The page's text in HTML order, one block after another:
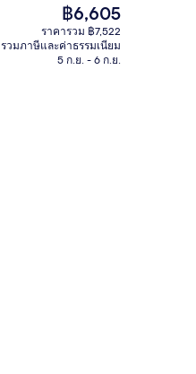
บาร์ (ในที่พัก)
ราคา
ปัจจุบัน
฿6,605
฿6,605
ราคารวม ฿7,522
รวมภาษีและค่าธรรมเนียม
5 ก.ย. - 6 ก.ย.